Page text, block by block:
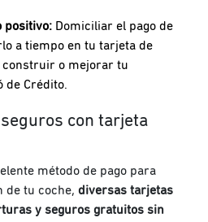
positivo: Domiciliar el pago de
a tiempo en tu tarjeta de
construir o mejorar tu
de Crédito.
con tarjeta
método de pago para
de tu coche,diversas tarjetas
y seguros gratuitos sin